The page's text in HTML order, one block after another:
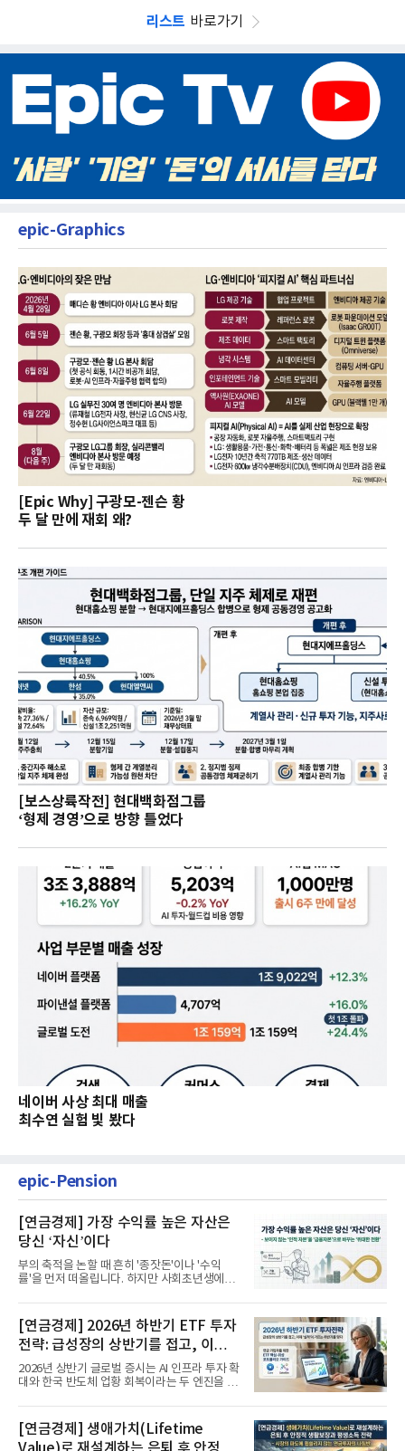
리스트 바로가기
epic-Graphics
[Epic Why] 구광모-젠슨 황
두 달 만에 재회 왜?
[보스상륙작전] 현대백화점그룹
‘형제 경영’으로 방향 틀었다
네이버 사상 최대 매출
최수연 실험 빛 봤다
epic-Pension
[연금경제] 가장 수익률 높은 자산은
당신 ‘자신’이다
부의 축적을 논할 때 흔히 '종잣돈'이나 '수익
률'을 먼저 떠올립니다. 하지만 사회초년생에게
[연금경제] 2026년 하반기 ETF 투자
전략: 급성장의 상반기를 접고, 이제
'실적'이 가르는 하반기를 맞다
2026년 상반기 글로벌 증시는 AI 인프라 투자 확
대와 한국 반도체 업황 회복이라는 두 엔진을 달
[연금경제] 생애가치(Lifetime